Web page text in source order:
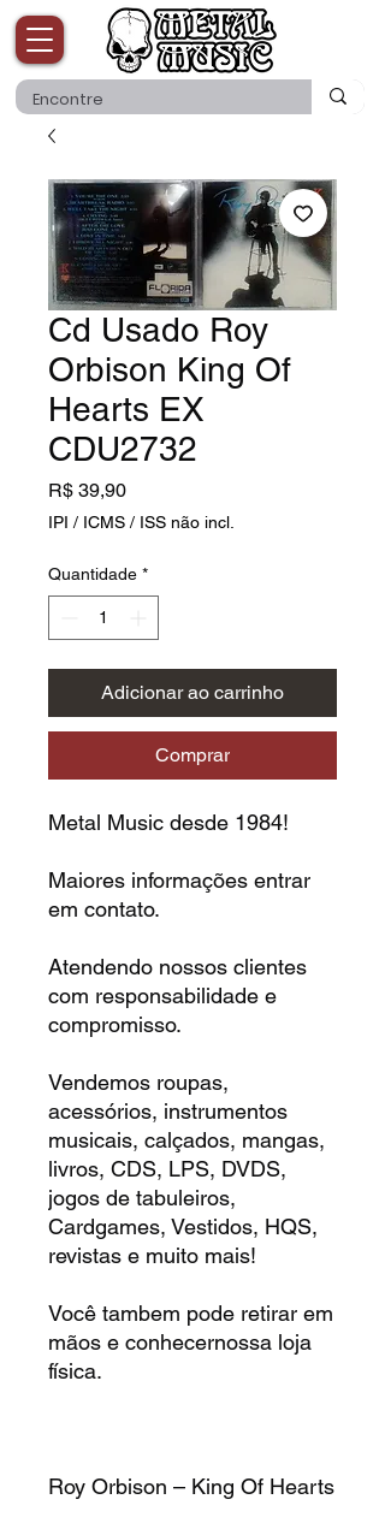
Cd Usado Roy
Orbison King Of
Hearts EX
CDU2732
R$ 39,90Preço
IPI / ICMS / ISS não incl.
Quantidade *
Adicionar ao carrinho
Comprar
Metal Music desde 1984!
Maiores informações entrar
em contato.
Atendendo nossos clientes
com responsabilidade e
compromisso.
Vendemos roupas,
acessórios, instrumentos
musicais, calçados, mangas,
livros, CDS, LPS, DVDS,
jogos de tabuleiros,
Cardgames, Vestidos, HQS,
revistas e muito mais!
Você tambem pode retirar em
mãos e conhecernossa loja
física.
Roy Orbison – King Of Hearts